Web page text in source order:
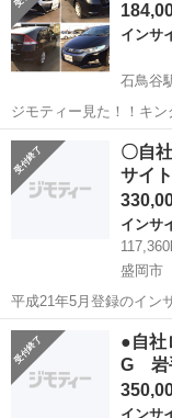
ッ...
インサ
石鳥谷
ジモティー見た！！キン
い☆ ★インサイトG★ ・FF ・H21年式 ・クリスタルブラックパール
岩手 石
〇自
サイ
インサ
盛岡市
平成21年5月登録のインサイトG 岩手 〇自
☆どなたでもロー
や自営業の方 ２、パー
産等...
岩手 イ
●自社
G 岩
インサ